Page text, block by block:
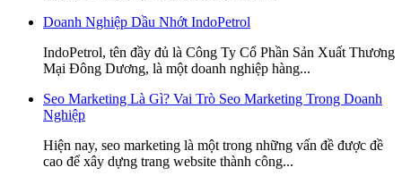
Doanh Nghiệp Dầu Nhớt IndoPetrol
IndoPetrol, tên đầy đủ là Công Ty Cổ Phần Sản Xuất Thương
Mại Đông Dương, là một doanh nghiệp hàng...
Seo Marketing Là Gì? Vai Trò Seo Marketing Trong Doanh
Nghiệp
Hiện nay, seo marketing là một trong những vấn đề được đề
cao để xây dựng trang website thành công...